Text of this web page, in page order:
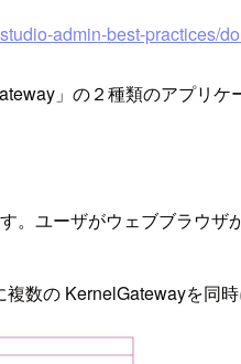
admin-best-practices/
」の２種類のアプリ
ユーザがウェブブラウ
数の KernelGatewayを同時